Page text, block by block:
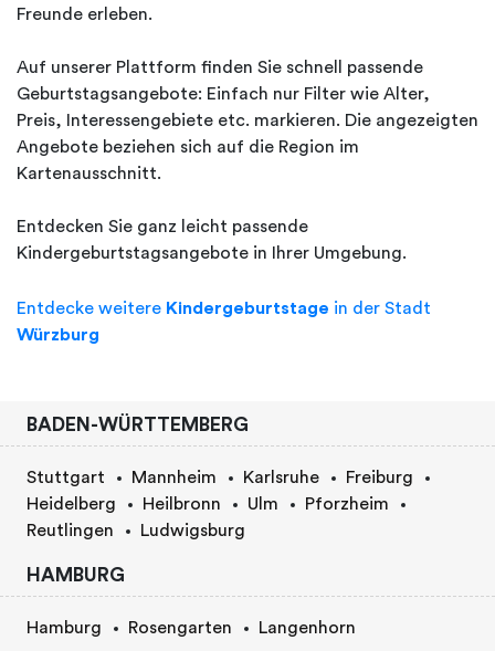
Freunde erleben.
Auf unserer Plattform finden Sie schnell passende
Geburtstagsangebote: Einfach nur Filter wie Alter,
Preis, Interessengebiete etc. markieren. Die angezeigten
Angebote beziehen sich auf die Region im
Kartenausschnitt.
Entdecken Sie ganz leicht passende
Kindergeburtstagsangebote in Ihrer Umgebung.
Entdecke weitere Kindergeburtstage in der Stadt
Würzburg
BADEN-WÜRTTEMBERG
Stuttgart Mannheim Karlsruhe
Freiburg
Heidelberg
Heilbronn Ulm
Pforzheim
Reutlingen
Ludwigsburg
HAMBURG
Hamburg Rosengarten Langenhorn